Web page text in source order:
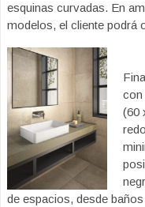
esquinas curvadas. En
modelos, el cliente podrá
con
(60
de espacios, desde